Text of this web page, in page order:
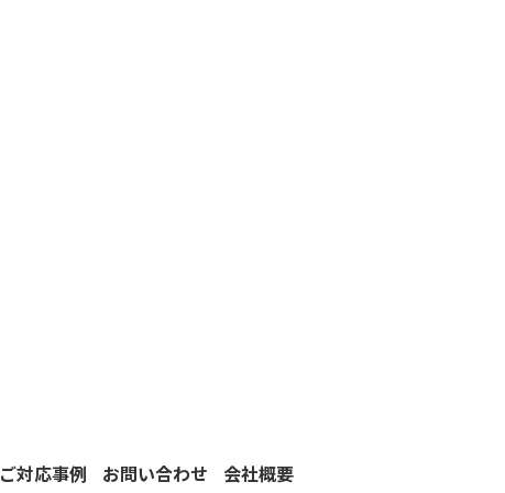
ご対応事例 お問い合わせ 会社概要